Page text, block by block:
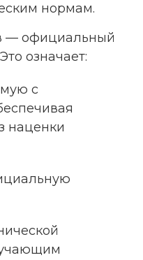
нормам.
— официальный
означает:
с
наценки